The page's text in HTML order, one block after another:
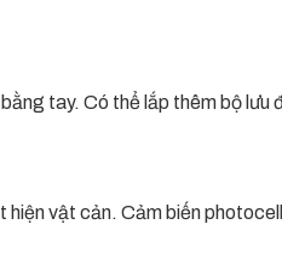
tay. Có thể lắp thêm bộ
vật cản. Cảm biến